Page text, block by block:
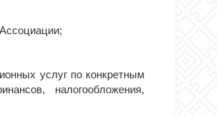
услуг по конкретным
налогообложения,